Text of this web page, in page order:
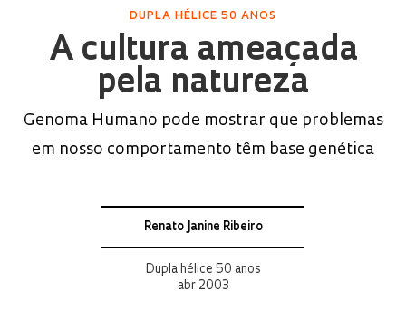
DUPLA HÉLICE 50 ANOS
A cultura ameaçada
pela natureza
Genoma Humano pode mostrar que problemas
em nosso comportamento têm base genética
Renato Janine Ribeiro
Dupla hélice 50 anos
abr 2003